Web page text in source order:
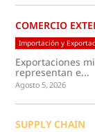
COMERCIO
Importación y
Exportaciones
representan e...
Agosto 5, 2026
SUPPLY CHAIN